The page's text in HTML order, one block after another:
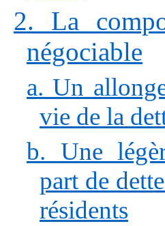
2. La
négociable
a. Un
vie de la
b. Une
part de
résidents